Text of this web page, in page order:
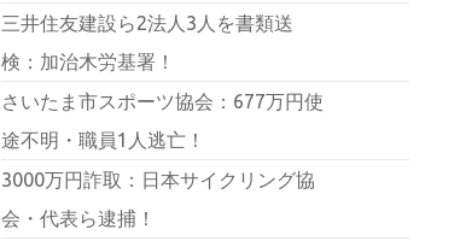
三井住友建設ら2法人3人を書類送
検：加治木労基署！
さいたま市スポーツ協会：677万円使
途不明・職員1人逃亡！
3000万円詐取：日本サイクリング協
会・代表ら逮捕！